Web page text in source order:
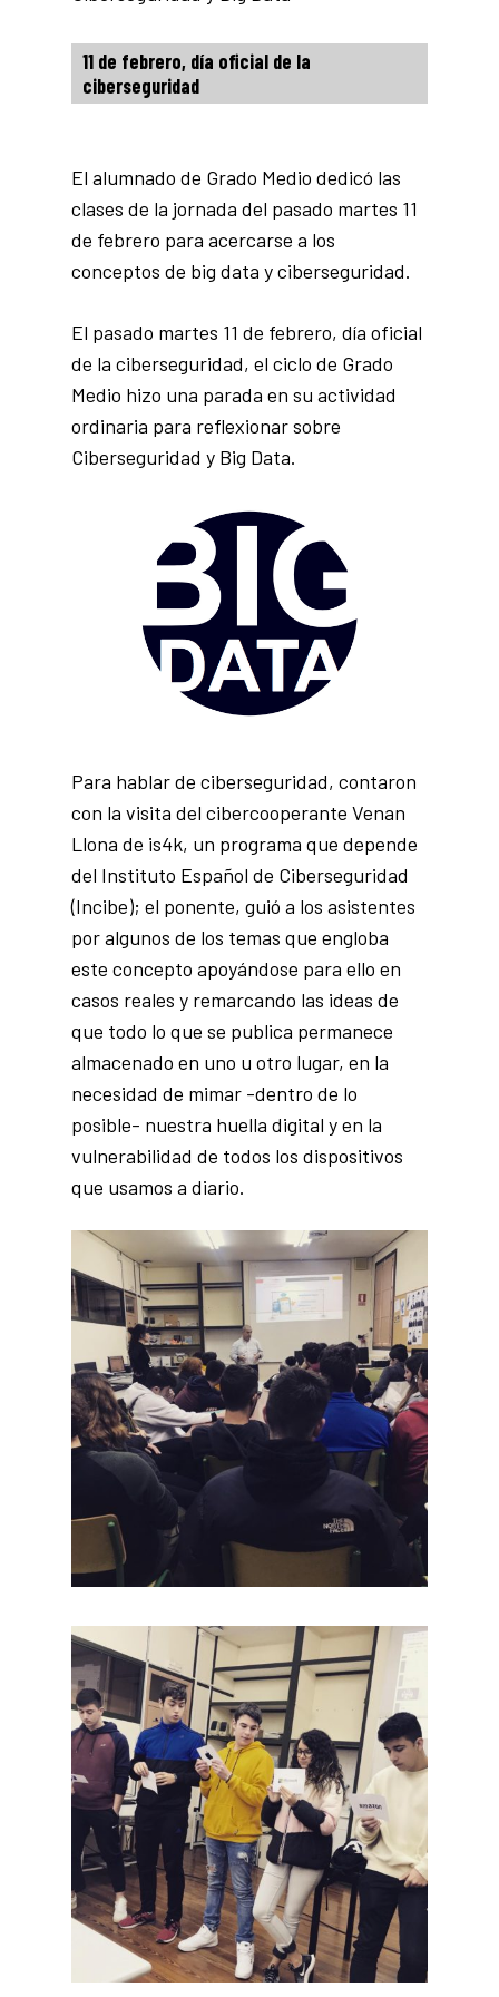
11 de febrero, día oficial de la
ciberseguridad
El alumnado de Grado Medio dedicó las
clases de la jornada del pasado martes 11
de febrero para acercarse a los
conceptos de big data y ciberseguridad.
El pasado martes 11 de febrero, día oficial
de la ciberseguridad, el ciclo de Grado
Medio hizo una parada en su actividad
ordinaria para reflexionar sobre
Ciberseguridad y Big Data.
Para hablar de ciberseguridad, contaron
con la visita del cibercooperante Venan
Llona de is4k, un programa que depende
del Instituto Español de Ciberseguridad
(Incibe); el ponente, guió a los asistentes
por algunos de los temas que engloba
este concepto apoyándose para ello en
casos reales y remarcando las ideas de
que todo lo que se publica permanece
almacenado en uno u otro lugar, en la
necesidad de mimar -dentro de lo
posible- nuestra huella digital y en la
vulnerabilidad de todos los dispositivos
que usamos a diario.